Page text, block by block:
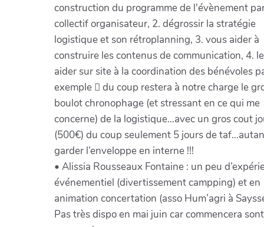
construction du programme de l'évènement
collectif organisateur, 2. dégrossir la stratégie
logistique et son rétroplanning, 3. vous aider à
construire les contenus de communication, 4.
aider sur site à la coordination des bénévoles
exemple  du coup restera à notre charge le
boulot chronophage (et stressant en ce qui me
concerne) de la logistique…avec un gros cout
(500€) du coup seulement 5 jours de
garder l’enveloppe en interne !!!
• Alissia Rousseaux Fontaine : un peu
événementiel (divertissement campping) et en
animation concertation (asso Hum’agri à
Pas très dispo en mai juin car commencera